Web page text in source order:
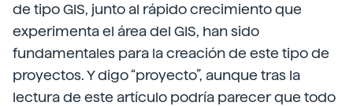
de tipo GIS, junto al rápido crecimiento que
experimenta el área del GIS, han sido
fundamentales para la creación de este tipo de
proyectos. Y digo “proyecto”, aunque tras la
lectura de este artículo podría parecer que todo